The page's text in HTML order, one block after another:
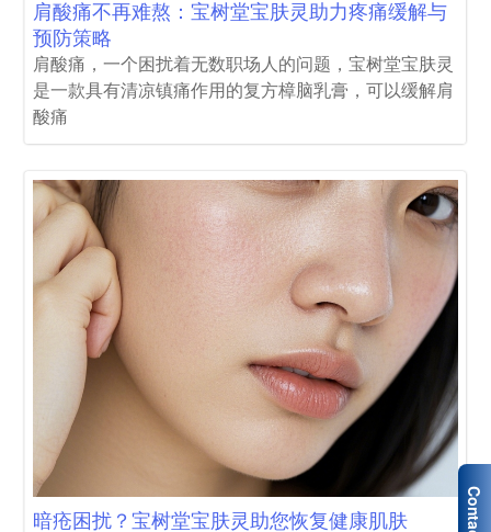
肩酸痛不再难熬：宝树堂宝肤灵助力疼痛缓解与
预防策略
肩酸痛，一个困扰着无数职场人的问题，宝树堂宝肤灵
是一款具有清凉镇痛作用的复方樟脑乳膏，可以缓解肩
酸痛
暗疮困扰？宝树堂宝肤灵助您恢复健康肌肤